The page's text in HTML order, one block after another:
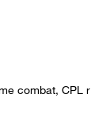
combat, CPL